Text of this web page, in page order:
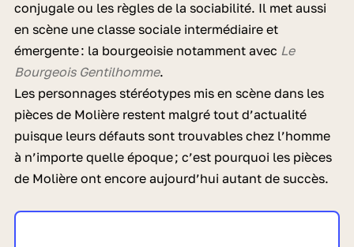
conjugale ou les règles de la sociabilité. Il met aussi
en scène une classe sociale intermédiaire et
émergente : la bourgeoisie notamment avec Le
Bourgeois Gentilhomme.
Les personnages stéréotypes mis en scène dans les
pièces de Molière restent malgré tout d’actualité
puisque leurs défauts sont trouvables chez l’homme
à n’importe quelle époque ; c’est pourquoi les pièces
de Molière ont encore aujourd’hui autant de succès.